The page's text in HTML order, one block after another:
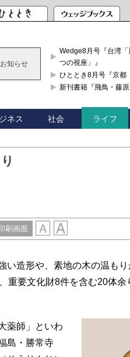
お知らせ
Wedge8月号『台湾
つの視座」』
ひととき8月号『京都
新刊書籍『飛鳥・藤
ネス 社会 ライフ
刷画面
造形や、素地の木の温も
重要文化財8件を含む20体
薬師」といわ
島・勝常寺